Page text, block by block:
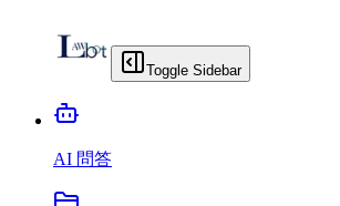
Toggle Sidebar
AI 問答